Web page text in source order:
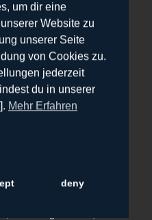
um dir eine
Website zu
unserer Seite
von Cookies zu.
jederzeit
du in unserer
Mehr Erfahren
deny